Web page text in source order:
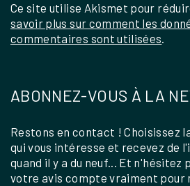
Ce site utilise Akismet pour
savoir plus sur comment les
commentaires sont utilisées.
ABONNEZ-VOUS À LA
Restons en contact ! Choisissez
qui vous intéresse et recevez de
quand il y a du neuf... Et n'hésitez
votre avis compte vraiment pour